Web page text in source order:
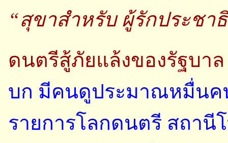
“สุขาสำหรับ ผู้รักประชา
ดนตรีสู้ภัยแล้งของรัฐบา
บก มีคนดูประมาณหมื่นค
รายการโลกดนตรี สถานี